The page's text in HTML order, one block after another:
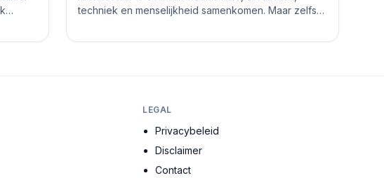
techniek en menselijkheid samenkomen. Maar zelfs
LEGAL
Privacybeleid
Disclaimer
Contact